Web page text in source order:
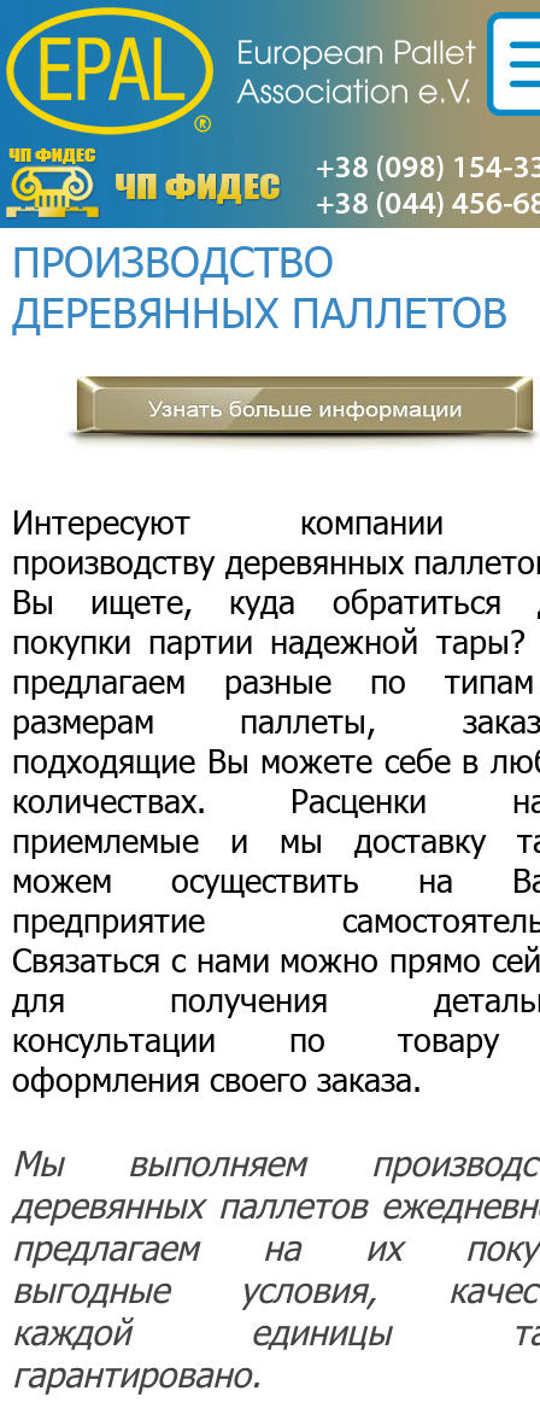
ПРОИЗВОДСТВО
ДЕРЕВЯННЫХ ПАЛЛЕТОВ
Интересуют компании
производству деревянных
Вы ищете, куда обратиться
покупки партии надежной
предлагаем разные по
размерам паллеты,
подходящие Вы можете себе в
количествах. Расценки
приемлемые и мы доставку
можем осуществить на
предприятие
Связаться с нами можно прямо
для получения
консультации по
оформления своего заказа.
Мы выполняем
деревянных паллетов
предлагаем на их
выгодные условия,
каждой единицы
гарантировано.